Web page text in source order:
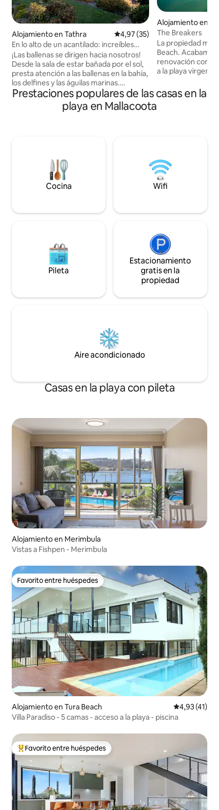
Alojamiento en Tathra Calificación promedio: 4,97 de
4,97 (35)
En lo alto de un acantilado: increíbles
vistas a la costa y al mar
¡Las ballenas se dirigen hacia nosotros!
Desde la sala de estar bañada por el sol,
presta atención a las ballenas en la bahía,
los delfines y las águilas marinas.
'Clifftop' es una casa retro especial de los
años 60 justo encima de la hermosa
playa de Tathra con unas vistas
a Clifftop su estilo único, dejando a los
huéspedes con recuerdos duraderos.
Clifftop es mantenido con cariño por
nosotros (Chris y Bruce) para que tu
Alojamiento en
ch
The Breakers
La propiedad
Beach.
renovación
a la playa virgen
dormitorios (uno
individuales, 4
barbacoa de gas.
independiente
Wifi gratuito.
Prestaciones populares de las casas en la
playa en Mallacoota
Cocina Wifi
Pileta
Estacionamiento
gratis en la
propiedad
Aire acondicionado
Casas en la playa con pileta
Alojamiento en Merimbula
Vistas a Fishpen - Merimbula
Favorito entre huéspedes
Favorito entre huéspedes
Alojamiento en Tura Beach Calificación
4,93 (41)
Villa Paradiso - 5 camas - acceso a la playa - piscina
Favorito entre los huéspedes más destacados
Favorito entre huéspedes